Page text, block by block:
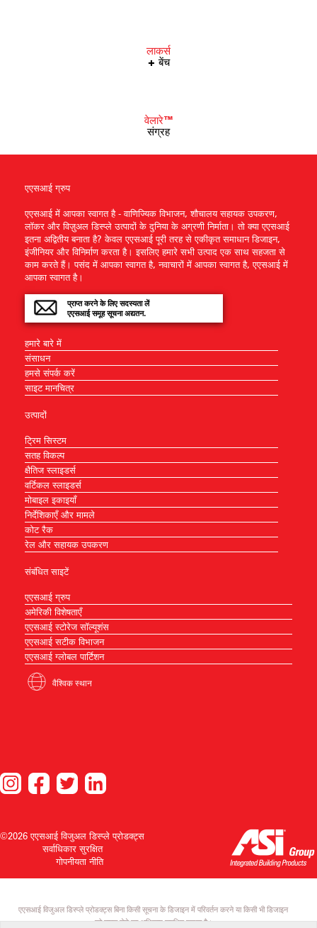
लाकर्स
+ बेंच
वेलारे™
संग्रह
एएसआई ग्रुप
एएसआई में आपका स्वागत है - वाणिज्यिक विभाजन, शौचालय सहायक उपकरण,
लॉकर और विज़ुअल डिस्प्ले उत्पादों के दुनिया के अग्रणी निर्माता। तो क्या एएसआई
इतना अद्वितीय बनाता है? केवल एएसआई पूरी तरह से एकीकृत समाधान डिजाइन,
इंजीनियर और विनिर्माण करता है। इसलिए हमारे सभी उत्पाद एक साथ सहजता से
काम करते हैं। पसंद में आपका स्वागत है, नवाचारों में आपका स्वागत है, एएसआई में
आपका स्वागत है।
प्राप्त करने के लिए सदस्यता लें
एएसआई समूह सूचना अद्यतन.
हमारे बारे में
संसाधन
हमसे संपर्क करें
साइट मानचित्र
उत्पादों
ट्रिम सिस्टम
सतह विकल्प
क्षैतिज स्लाइडर्स
वर्टिकल स्लाइडर्स
मोबाइल इकाइयाँ
निर्देशिकाएँ और मामले
कोट रैक
रेल और सहायक उपकरण
संबंधित साइटें
एएसआई ग्रुप
अमेरिकी विशेषताएँ
एएसआई स्टोरेज सॉल्यूशंस
एएसआई सटीक विभाजन
एएसआई ग्लोबल पार्टिशन
वैश्विक स्थान
©2026 एएसआई विजुअल डिस्प्ले प्रोडक्ट्स
सर्वाधिकार सुरक्षित
गोपनीयता नीति
एएसआई विजुअल डिस्प्ले प्रोडक्ट्स बिना किसी सूचना के डिजाइन में परिवर्तन करने या किसी भी डिजाइन
को वापस लेने का अधिकार सुरक्षित रखता है।